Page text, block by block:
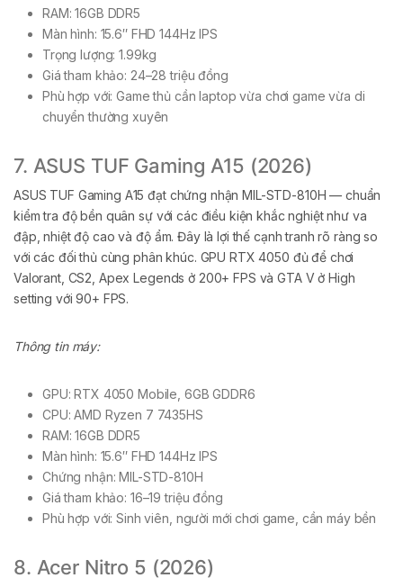
RAM: 16GB DDR5
Màn hình: 15.6″ FHD 144Hz IPS
Trọng lượng: 1.99kg
Giá tham khảo: 24–28 triệu đồng
Phù hợp với: Game thủ cần laptop vừa chơi game vừa di
chuyển thường xuyên
7. ASUS TUF Gaming A15 (2026)
ASUS TUF Gaming A15 đạt chứng nhận MIL-STD-810H — chuẩn
kiểm tra độ bền quân sự với các điều kiện khắc nghiệt như va
đập, nhiệt độ cao và độ ẩm. Đây là lợi thế cạnh tranh rõ ràng so
với các đối thủ cùng phân khúc. GPU RTX 4050 đủ để chơi
Valorant, CS2, Apex Legends ở 200+ FPS và GTA V ở High
setting với 90+ FPS.
Thông tin máy:
GPU: RTX 4050 Mobile, 6GB GDDR6
CPU: AMD Ryzen 7 7435HS
RAM: 16GB DDR5
Màn hình: 15.6″ FHD 144Hz IPS
Chứng nhận: MIL-STD-810H
Giá tham khảo: 16–19 triệu đồng
Phù hợp với: Sinh viên, người mới chơi game, cần máy bền
8. Acer Nitro 5 (2026)